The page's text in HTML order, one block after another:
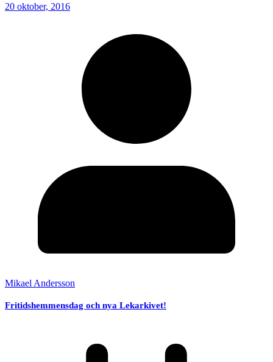
20 oktober, 2016
Mikael Andersson
Fritidshemmensdag och nya Lekarkivet!